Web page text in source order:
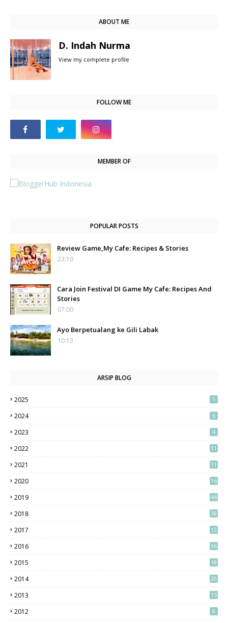
ABOUT ME
D. Indah Nurma
View my complete profile
FOLLOW ME
MEMBER OF
POPULAR POSTS
Review Game,My Cafe: Recipes & Stories
23:10
Cara Join Festival DI Game My Cafe: Recipes And
Stories
07:00
Ayo Berpetualang ke Gili Labak
10:13
ARSIP BLOG
2025 1
2024 6
2023 4
2022 11
2021 11
2020 16
2019 44
2018 38
2017 12
2016 36
2015 18
2014 20
2013 15
2012 8